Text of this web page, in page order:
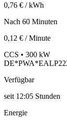
0,76 € / kWh
Nach 60 Minuten
0,12 € / Minute
CCS • 300 kW
Verfügbar
seit 12:05 Stunden
Energie